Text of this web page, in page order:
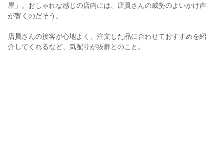
屋」。おしゃれな感じの店内には、店員さんの威勢のよいかけ声
が響くのだそう。
店員さんの接客が心地よく、注文した品に合わせておすすめを紹
介してくれるなど、気配りが抜群とのこと。